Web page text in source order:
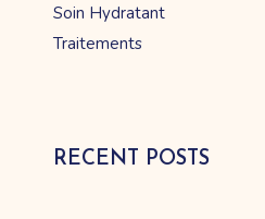
Soin Hydratant
Traitements
RECENT POSTS